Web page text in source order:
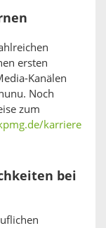
ersten
Kanälen
Noch
zum
karriere
bei